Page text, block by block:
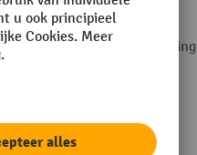
met elkaar verbinden
langdurige keilboutbevestiging